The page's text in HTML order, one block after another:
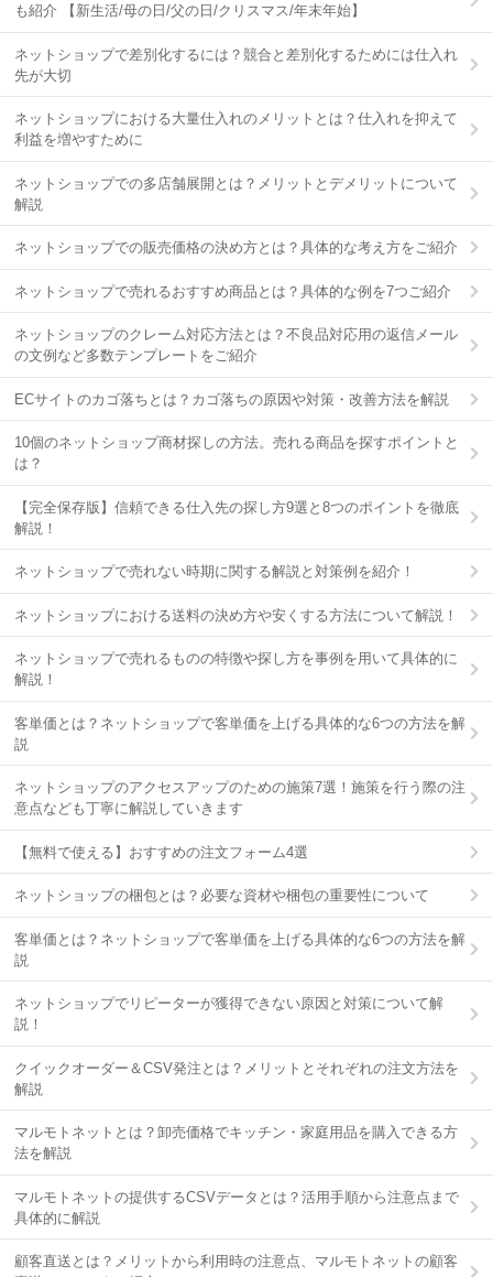
も紹介 【新生活/母の日/父の日/クリスマス/年末年始】
ネットショップで差別化するには？競合と差別化するためには仕入れ
先が大切
ネットショップにおける大量仕入れのメリットとは？仕入れを抑えて
利益を増やすために
ネットショップでの多店舗展開とは？メリットとデメリットについて
解説
ネットショップでの販売価格の決め方とは？具体的な考え方をご紹介
ネットショップで売れるおすすめ商品とは？具体的な例を7つご紹介
ネットショップのクレーム対応方法とは？不良品対応用の返信メール
の文例など多数テンプレートをご紹介
ECサイトのカゴ落ちとは？カゴ落ちの原因や対策・改善方法を解説
10個のネットショップ商材探しの方法。売れる商品を探すポイントと
は？
【完全保存版】信頼できる仕入先の探し方9選と8つのポイントを徹底
解説！
ネットショップで売れない時期に関する解説と対策例を紹介！
ネットショップにおける送料の決め方や安くする方法について解説！
ネットショップで売れるものの特徴や探し方を事例を用いて具体的に
解説！
客単価とは？ネットショップで客単価を上げる具体的な6つの方法を解
説
ネットショップのアクセスアップのための施策7選！施策を行う際の注
意点なども丁寧に解説していきます
【無料で使える】おすすめの注文フォーム4選
ネットショップの梱包とは？必要な資材や梱包の重要性について
客単価とは？ネットショップで客単価を上げる具体的な6つの方法を解
説
ネットショップでリピーターが獲得できない原因と対策について解
説！
クイックオーダー＆CSV発注とは？メリットとそれぞれの注文方法を
解説
マルモトネットとは？卸売価格でキッチン・家庭用品を購入できる方
法を解説
マルモトネットの提供するCSVデータとは？活用手順から注意点まで
具体的に解説
顧客直送とは？メリットから利用時の注意点、マルモトネットの顧客